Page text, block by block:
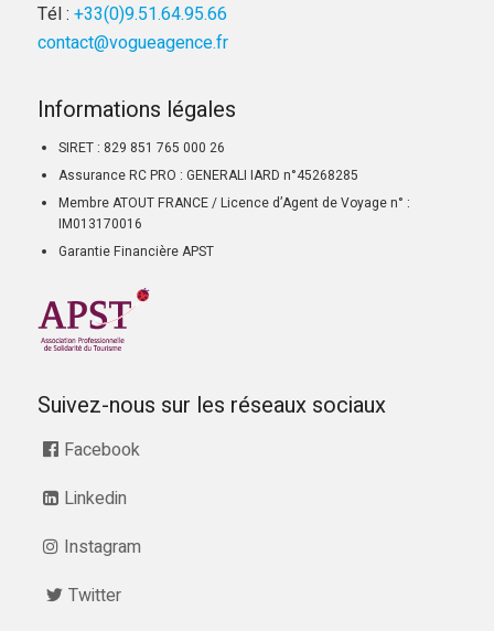
Tél : +33(0)9.51.64.95.66
contact@vogueagence.fr
Informations légales
SIRET : 829 851 765 000 26
Assurance RC PRO : GENERALI IARD n°45268285
Membre ATOUT FRANCE / Licence d’Agent de Voyage n° :
IM013170016
Garantie Financière APST
Suivez-nous sur les réseaux sociaux
Facebook
Linkedin
Instagram
Twitter